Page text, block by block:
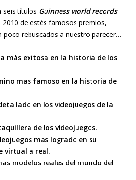
k
seis títulos Guinness world records
2010 de estés famosos premios,
poco rebuscados a nuestro parecer…
más exitosa en la historia de los
mas famoso en la historia de
en los videojuegos de la
de los videojuegos.
mas logrado en su
virtual a real.
modelos reales del mundo del